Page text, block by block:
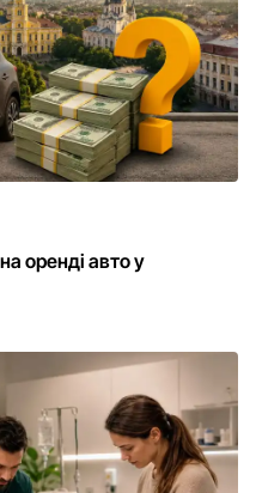
оренді авто у